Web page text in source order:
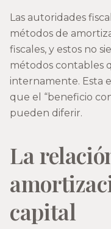
Las autoridades
métodos de
fiscales, y estos no
métodos contables
internamente. Esta
que el “beneficio
pueden diferir.
La
capital